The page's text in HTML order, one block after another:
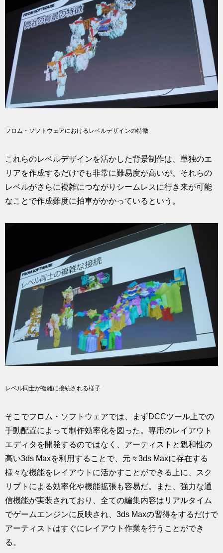
フロム・ソフトウェアにおけるレベルデザインの特徴
これらのレベルデザインを活かした背景制作は、単独のエ
リアを作成するだけでも非常に難易度が高いが、それらの
レベルがさらに複雑につながりシームレスに行き来が可能
なことで作成難度に拍車がかかっているという。
レベル同士が複雑に接続される様子
そこでフロム・ソフトウェアでは、まずDCCツール上での
手動配置によって制作効率化を図った。専用のレイアウト
エディタを開発するのではなく、アーティストと親和性の
高い3ds Maxを利用することで、元々3ds Maxに存在する
様々な機能をレイアウトに活かすことができる上に、スク
リプトによる効率化や機能拡張も容易だ。また、強力な通
信機能が実装されており、全ての編集内容はリアルタイム
でゲームエンジンに反映され、3ds Maxの習得をするだけで
アーティストはすぐにレイアウト作業を行うことができ
る。